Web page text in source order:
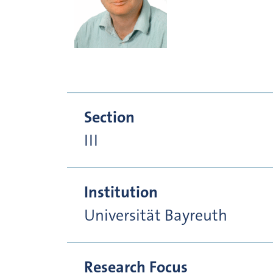
Section
III
Institution
Universität Bayreuth
Research Focus